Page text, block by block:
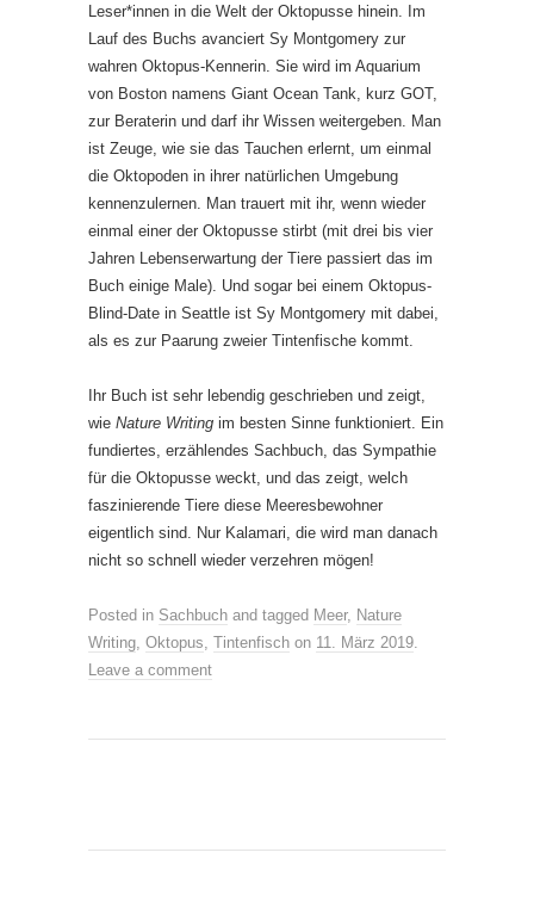
Leser*innen in die Welt der Oktopusse hinein. Im
Lauf des Buchs avanciert Sy Montgomery zur
wahren Oktopus-Kennerin. Sie wird im Aquarium
von Boston namens Giant Ocean Tank, kurz GOT,
zur Beraterin und darf ihr Wissen weitergeben. Man
ist Zeuge, wie sie das Tauchen erlernt, um einmal
die Oktopoden in ihrer natürlichen Umgebung
kennenzulernen. Man trauert mit ihr, wenn wieder
einmal einer der Oktopusse stirbt (mit drei bis vier
Jahren Lebenserwartung der Tiere passiert das im
Buch einige Male). Und sogar bei einem Oktopus-
Blind-Date in Seattle ist Sy Montgomery mit dabei,
als es zur Paarung zweier Tintenfische kommt.
Ihr Buch ist sehr lebendig geschrieben und zeigt,
wie Nature Writing im besten Sinne funktioniert. Ein
fundiertes, erzählendes Sachbuch, das Sympathie
für die Oktopusse weckt, und das zeigt, welch
faszinierende Tiere diese Meeresbewohner
eigentlich sind. Nur Kalamari, die wird man danach
nicht so schnell wieder verzehren mögen!
Posted in Sachbuch and tagged Meer, Nature
Writing Oktopus Tintenfisch on 11. März 2019
Leave a comment